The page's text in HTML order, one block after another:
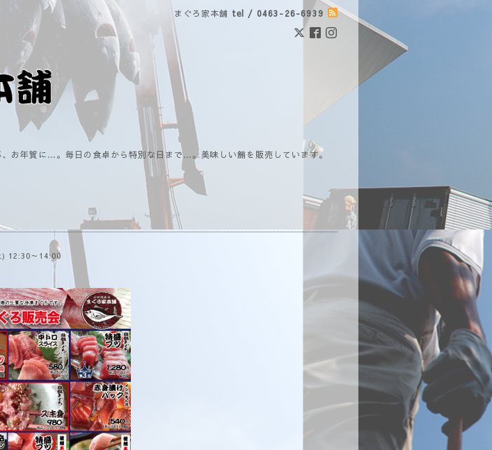
まぐろ家本舗 tel / 0463-26-6939
お年賀に…。毎日の食卓から特別な日まで…。美味しい鮪を販売しています。
12:30～14:00